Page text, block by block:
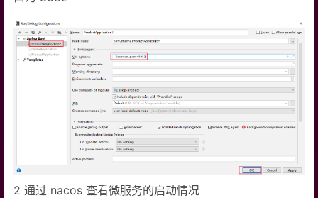
2 通过 nacos 查看微服务的启动情况